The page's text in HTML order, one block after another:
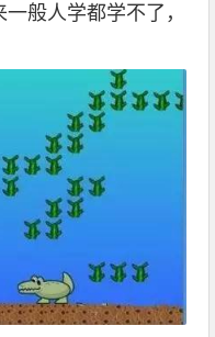
般人学都学不了，